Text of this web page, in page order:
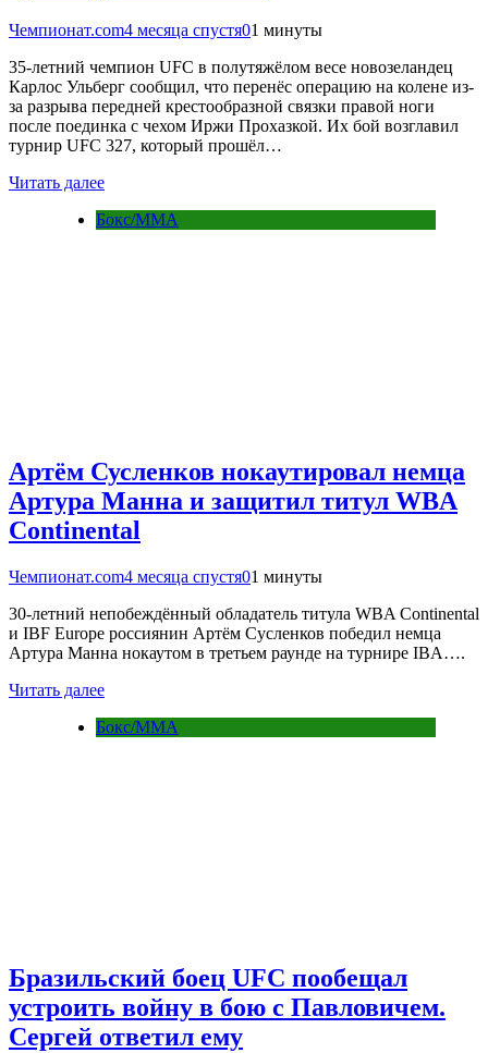
Чемпионат.com4 месяца спустя01 минуты
35-летний чемпион UFC в полутяжёлом весе новозеландец
Карлос Ульберг сообщил, что перенёс операцию на колене из-
за разрыва передней крестообразной связки правой ноги
после поединка с чехом Иржи Прохазкой. Их бой возглавил
турнир UFC 327, который прошёл…
Читать далее
Бокс/MMA
Артём Сусленков нокаутировал немца
Артура Манна и защитил титул WBA
Continental
Чемпионат.com4 месяца спустя01 минуты
30-летний непобеждённый обладатель титула WBA Continental
и IBF Europe россиянин Артём Сусленков победил немца
Артура Манна нокаутом в третьем раунде на турнире IBA….
Читать далее
Бокс/MMA
Бразильский боец UFC пообещал
устроить войну в бою с Павловичем.
Сергей ответил ему